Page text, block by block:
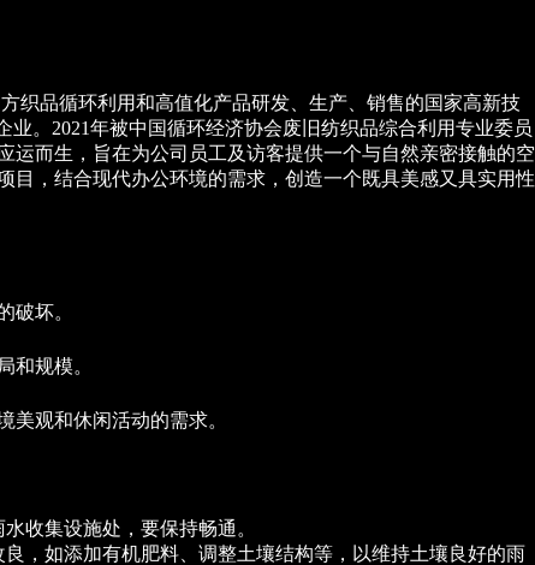
织品循环利用和高值化产品研发、生产、销售的国家高新技
。2021年被中国循环经济协会废旧纺织品综合利用专业委员
而生，旨在为公司员工及访客提供一个与自然亲密接触的空
，结合现代办公环境的需求，创造一个既具美感又具实用性
破坏。
和规模。
观和休闲活动的需求。
收集设施处，要保持畅通。
，如添加有机肥料、调整土壤结构等，以维持土壤良好的雨